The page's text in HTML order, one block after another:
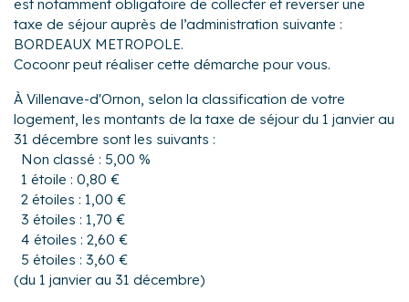
est notamment obligatoire de collecter et reverser une
taxe de séjour auprès de l’administration suivante :
BORDEAUX METROPOLE.
Cocoonr peut réaliser cette démarche pour vous.
À Villenave-d'Ornon, selon la classification de votre
logement, les montants de la taxe de séjour du 1 janvier au
31 décembre sont les suivants :
Non classé : 5,00 %
1 étoile : 0,80 €
2 étoiles : 1,00 €
3 étoiles : 1,70 €
4 étoiles : 2,60 €
5 étoiles : 3,60 €
(du 1 janvier au 31 décembre)